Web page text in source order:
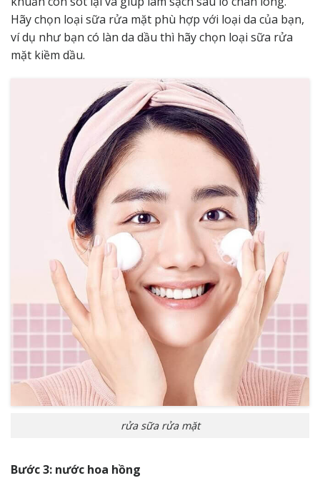
Hãy chọn loại sữa rửa mặt phù hợp với loại da của bạn,
ví dụ như bạn có làn da dầu thì hãy chọn loại sữa rửa
mặt kiềm dầu.
rửa sữa rửa mặt
Bước 3: nước hoa hồng